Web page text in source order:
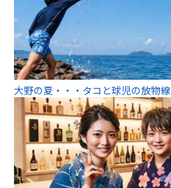
大野の夏・・・タコと球児の放物線